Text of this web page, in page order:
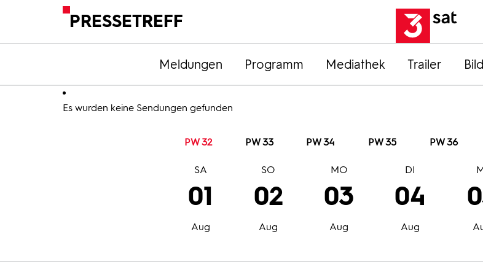
PRESSETREFF
Meldungen Programm Mediathek Trailer
Es wurden keine Sendungen gefunden
PW 32 PW 33 PW 34 PW 35 PW 36
01
Aug
SA
02
Aug
SO
03
Aug
MO
04
Aug
DI